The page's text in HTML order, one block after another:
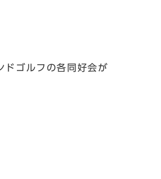
ドゴルフの各同好会が